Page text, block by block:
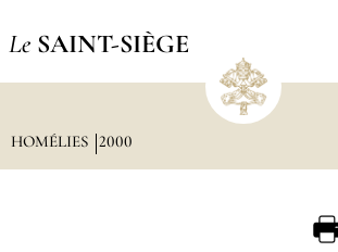
Le SAINT-SIÈGE
HOMÉLIES 2000